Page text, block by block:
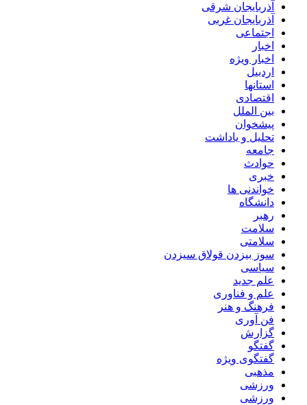
آذربایجان شرقی
آذربایجان غربی
اجتماعی
اخبار
اخبار ویژه
اردبیل
استانها
اقتصادی
بین الملل
پیشخوان
تحلیل و یاداشت
جامعه
حوادث
خبری
خواندنی ها
دانشگاه
رهبر
سلامت
سلامتی
سوز بیزدن قولاق سیزدن
سیاسی
علم جدید
علم و فناوری
فرهنگ و هنر
فن آوری
گزارش
گفتگو
گفتگوی ویژه
مذهبی
ورزشی
ورزشی